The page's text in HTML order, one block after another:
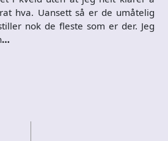
hva. Uansett så er de umåtelig
nok de fleste som er der. Jeg
…